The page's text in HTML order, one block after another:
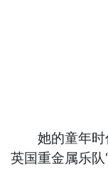
她的童年时代
英国重金属乐